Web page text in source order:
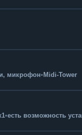
микрофон• Midi-Tower
•есть возможность